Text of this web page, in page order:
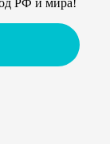
РФ и мира!